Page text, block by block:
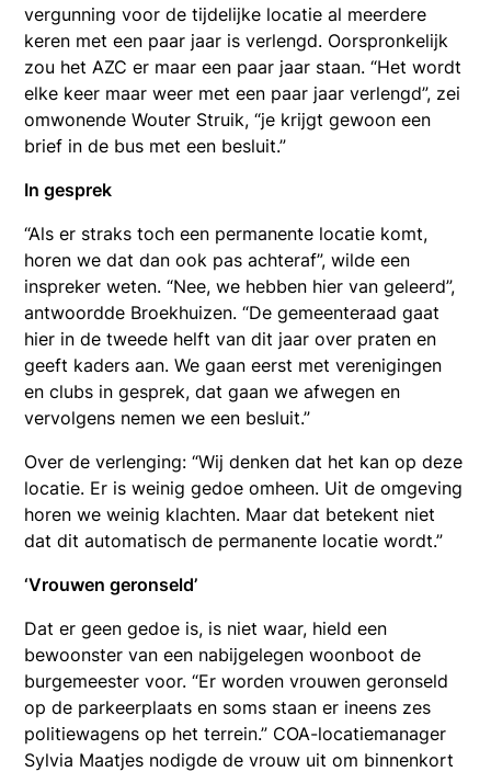
vergunning voor de tijdelijke locatie al meerdere
keren met een paar jaar is verlengd. Oorspronkelijk
zou het AZC er maar een paar jaar staan. “Het wordt
elke keer maar weer met een paar jaar verlengd”, zei
omwonende Wouter Struik, “je krijgt gewoon een
brief in de bus met een besluit.”
In gesprek
“Als er straks toch een permanente locatie komt,
horen we dat dan ook pas achteraf”, wilde een
inspreker weten. “Nee, we hebben hier van geleerd”,
antwoordde Broekhuizen. “De gemeenteraad gaat
hier in de tweede helft van dit jaar over praten en
geeft kaders aan. We gaan eerst met verenigingen
en clubs in gesprek, dat gaan we afwegen en
vervolgens nemen we een besluit.”
Over de verlenging: “Wij denken dat het kan op deze
locatie. Er is weinig gedoe omheen. Uit de omgeving
horen we weinig klachten. Maar dat betekent niet
dat dit automatisch de permanente locatie wordt.”
‘Vrouwen geronseld’
Dat er geen gedoe is, is niet waar, hield een
bewoonster van een nabijgelegen woonboot de
burgemeester voor. “Er worden vrouwen geronseld
op de parkeerplaats en soms staan er ineens zes
politiewagens op het terrein.” COA-locatiemanager
Sylvia Maatjes nodigde de vrouw uit om binnenkort